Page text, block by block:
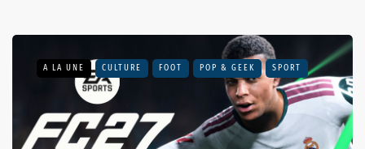
A LA UNE CULTURE FOOT POP & GEEK SPORT